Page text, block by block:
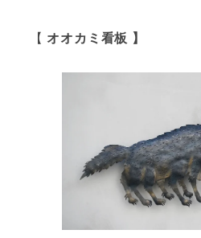
【 オオカミ看板 】